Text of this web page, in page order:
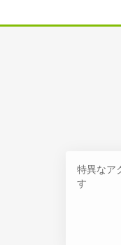
特異なア
す